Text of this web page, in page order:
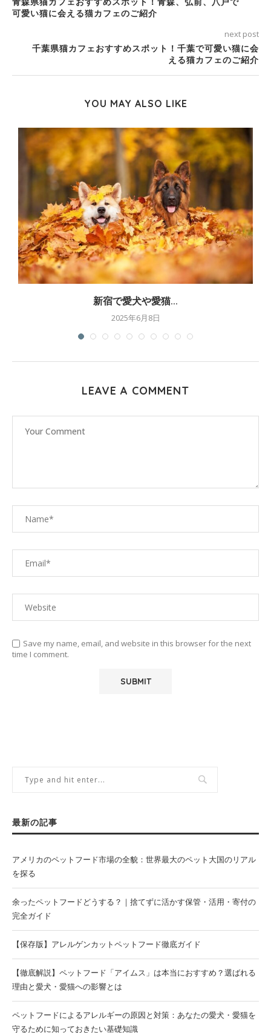
可愛い猫に会える猫カフェのご紹介
next post
千葉県猫カフェおすすめスポット！千葉で可愛い猫に会
える猫カフェのご紹介
YOU MAY ALSO LIKE
新宿で愛犬や愛猫...
2025年6月8日
LEAVE A COMMENT
Save my name, email, and website in this browser for the next
time I comment.
最新の記事
アメリカのペットフード市場の全貌：世界最大のペット大国のリアル
を探る
余ったペットフードどうする？｜捨てずに活かす保管・活用・寄付の
完全ガイド
【保存版】アレルゲンカットペットフード徹底ガイド
【徹底解説】ペットフード「アイムス」は本当におすすめ？選ばれる
理由と愛犬・愛猫への影響とは
ペットフードによるアレルギーの原因と対策：あなたの愛犬・愛猫を
守るために知っておきたい基礎知識